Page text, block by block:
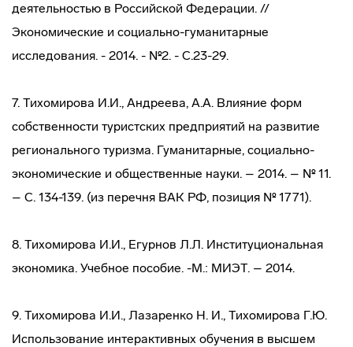
деятельностью в Российской Федерации. //
Экономические и социально-гуманитарные
исследования. - 2014. - №2. - С.23-29.
7. Тихомирова И.И., Андреева, А.А. Влияние форм
собственности туристских предприятий на развитие
регионального туризма. Гуманитарные, социально-
экономические и общественные науки. – 2014. – № 11.
– С. 134-139. (из перечня ВАК РФ, позиция № 1771).
8. Тихомирова И.И., Егурнов Л.Л. Институциональная
экономика. Учебное пособие. -М.: МИЭТ. – 2014.
9. Тихомирова И.И., Лазаренко Н. И., Тихомирова Г.Ю.
Использование интерактивных обучения в высшем